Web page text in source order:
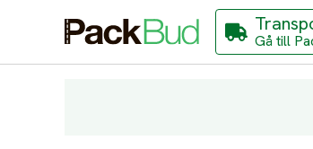
Gå till